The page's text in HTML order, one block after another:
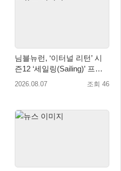
님블뉴런, ‘이터널 리턴’ 시
즌12 ‘세일링(Sailing)’ 프리
시즌 시작
2026.08.07 조회 46